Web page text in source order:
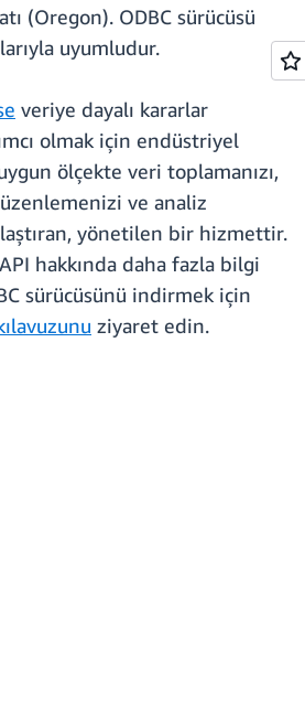
(Oregon). ODBC sürücüsü
uyumludur.
veriye dayalı kararlar
olmak için endüstriyel
ölçekte veri toplamanızı,
ve analiz
yönetilen bir hizmettir.
hakkında daha fazla bilgi
sürücüsünü indirmek için
ziyaret edin.